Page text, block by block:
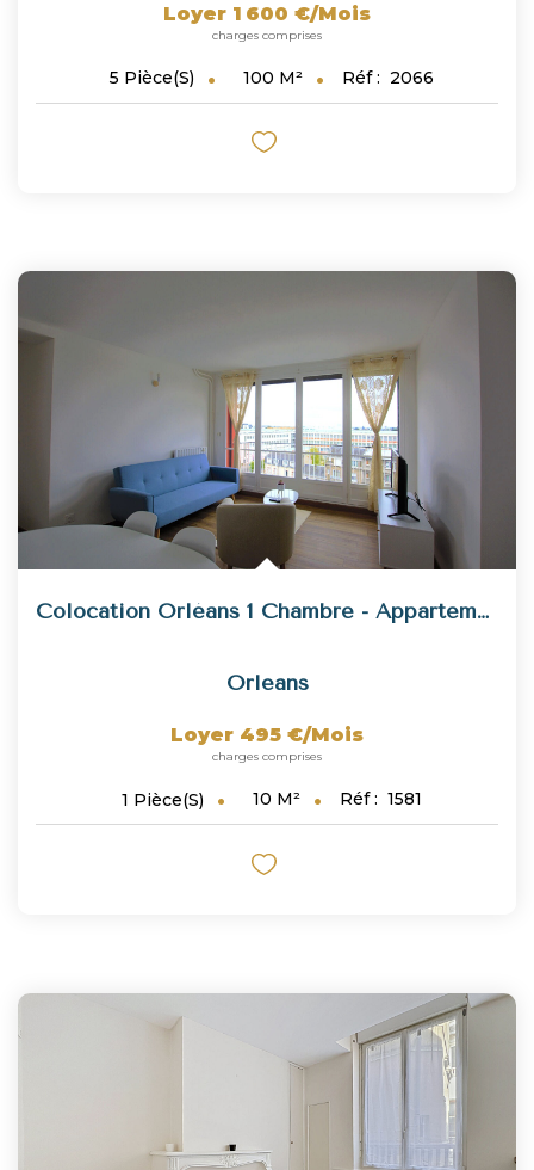
Loyer 1 600 €/mois
charges comprises
5 Pièce(s) 100 M² Réf : 2066
Colocation Orléans 1 Chambre - Appartement 79 M2 - Proche...
Orleans
Loyer 495 €/mois
charges comprises
1 Pièce(s) 10 M² Réf : 1581